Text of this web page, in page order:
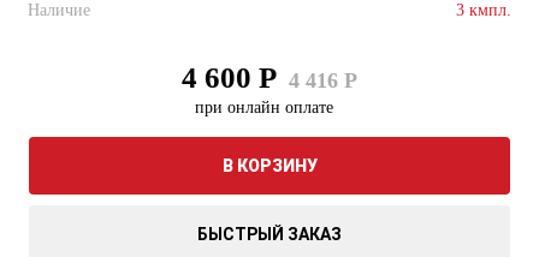
Наличие 3 кмпл.
4 600 Р 4 416 Р
при онлайн оплате
В КОРЗИНУ
БЫСТРЫЙ ЗАКАЗ